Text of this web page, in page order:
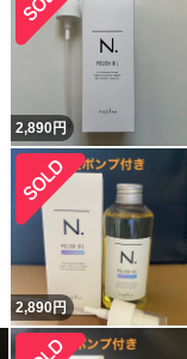
2,890円
2,890円